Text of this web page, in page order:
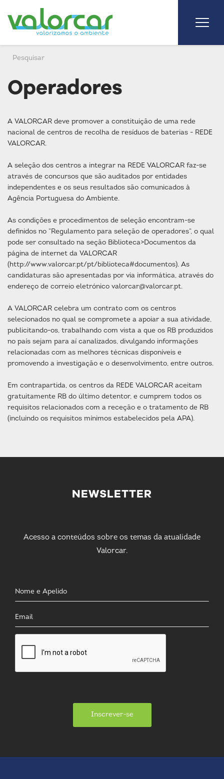
Operadores
A VALORCAR deve promover a constituição de uma rede
nacional de centros de recolha de resíduos de baterias - REDE
VALORCAR.
A seleção dos centros a integrar na REDE VALORCAR faz-se
através de concursos que são auditados por entidades
independentes e os seus resultados são comunicados à
Agência Portuguesa do Ambiente.
As condições e procedimentos de seleção encontram-se
definidos no “Regulamento para seleção de operadores“, o qual
pode ser consultado na seção Biblioteca>Documentos da
página de internet da VALORCAR
(http://www.valorcar.pt/pt/biblioteca#documentos). As
candidaturas são apresentadas por via informática, através do
endereço de correio eletrónico valorcar@valorcar.pt.
A VALORCAR celebra um contrato com os centros
selecionados no qual se compromete a apoiar a sua atividade,
publicitando-os, trabalhando com vista a que os RB produzidos
no país sejam para aí canalizados, divulgando informações
relacionadas com as melhores técnicas disponíveis e
promovendo a investigação e o desenvolvimento, entre outros.
Em contrapartida, os centros da REDE VALORCAR aceitam
gratuitamente RB do último detentor, e cumprem todos os
requisitos relacionados com a receção e o tratamento de RB
(incluindo os requisitos mínimos estabelecidos pela APA).
NEWSLETTER
Acesso a conteúdos sobre os temas da atualidade
Valorcar.
Inscrever-se